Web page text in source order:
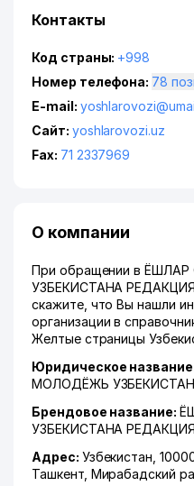
Контакты
Код страны: +998
Номер телефона:
78
E-mail:
Сайт: yoshlarovozi.uz
Fax: 71 2337969
О компании
При обращении в
УЗБЕКИСТАНА РЕДАКЦИЯ
скажите, что Вы нашли
организации в
Желтые страницы
Юридическое
МОЛОДЁЖЬ
Брендовое название:
УЗБЕКИСТАНА
Адрес: Узбекистан,
Ташкент, Мирабадский